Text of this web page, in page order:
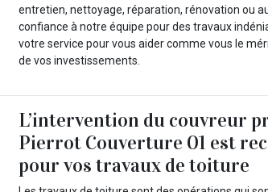
entretien, nettoyage, réparation, rénovation ou
confiance à notre équipe pour des travaux
votre service pour vous aider comme vous le
de vos investissements.
L’intervention du couvreur
Pierrot Couverture 01 est
pour vos travaux de toiture